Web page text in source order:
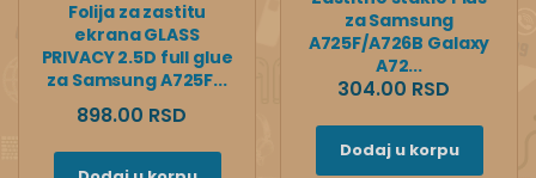
Folija za zastitu
ekrana GLASS
PRIVACY 2.5D full glue
za Samsung A725F...
898.00 RSD
za Samsung
A725F/A726B Galaxy
A72...
304.00 RSD
Dodaj u korpu